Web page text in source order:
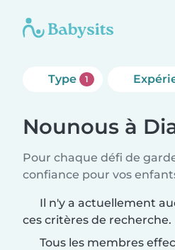
Type 1
Nounous à
Pour chaque défi de
confiance pour vos
Il n'y a actuellement
ces critères de recherche.
Tous les membres